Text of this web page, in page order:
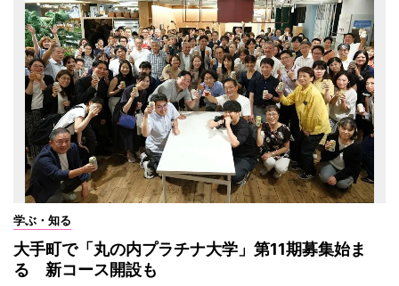
学ぶ・知る
大手町で「丸の内プラチナ大学」第11期募集始ま
る 新コース開設も